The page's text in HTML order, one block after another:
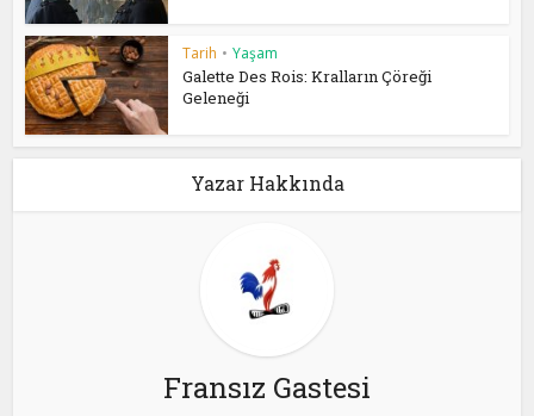
Tarih • Yaşam
Galette Des Rois: Kralların Çöreği
Geleneği
Yazar Hakkında
Fransız Gastesi